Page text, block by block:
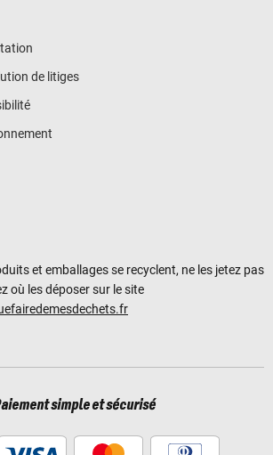
de litiges
et emballages se recyclent, ne les jetez pas
où les déposer sur le site
simple et sécurisé